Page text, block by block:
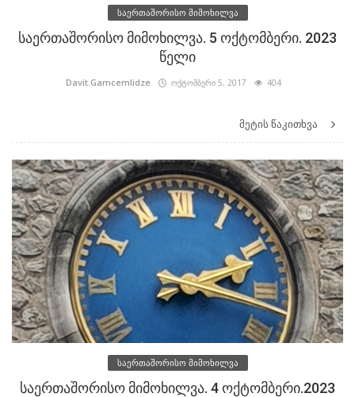
საერთაშორისო მიმოხილვა
საერთაშორისო მიმოხილვა. 5 ოქტომბერი. 2023
წელი
Davit.Gamcemlidze ოქტომბერი 5, 2017 404
მეტის წაკითხვა
საერთაშორისო მიმოხილვა
საერთაშორისო მიმოხილვა. 4 ოქტომბერი.2023